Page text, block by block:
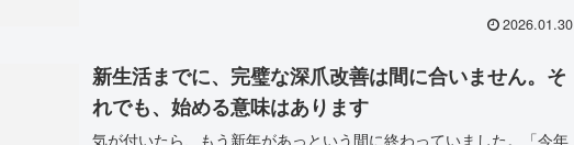
2026.01.30
新生活までに、完璧な深爪改善は間に合いません。そ
れでも、始める意味はあります
気が付いたら、もう新年があっという間に終わっていました。「今年